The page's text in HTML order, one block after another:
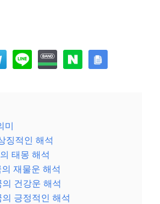
미
징적인 해석
태몽 해석
재물운 해석
건강운 해석
긍정적인 해석